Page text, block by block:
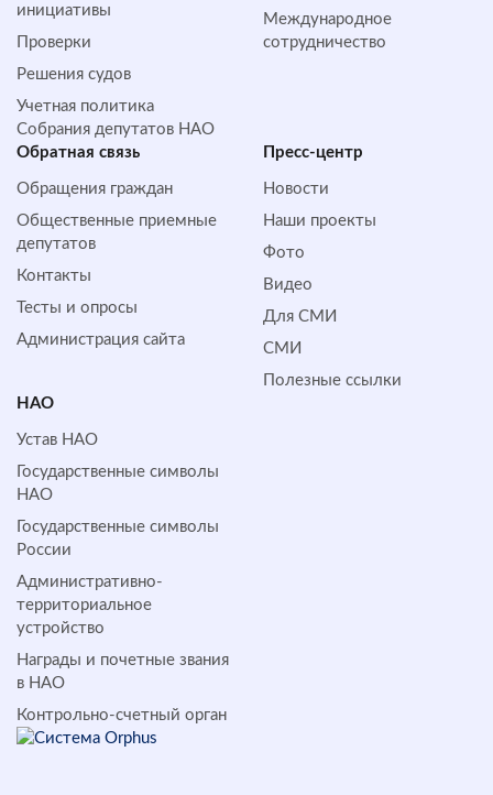
инициативы
Проверки
Решения судов
Учетная политика
Собрания депутатов НАО
Международное
сотрудничество
Обратная cвязь
Обращения граждан
Общественные приемные
депутатов
Контакты
Тесты и опросы
Администрация сайта
Пресс-центр
Новости
Наши проекты
Фото
Видео
Для СМИ
СМИ
Полезные ссылки
НАО
Устав НАО
Государственные символы
НАО
Государственные символы
России
Административно-
территориальное
устройство
Награды и почетные звания
в НАО
Контрольно-счетный орган